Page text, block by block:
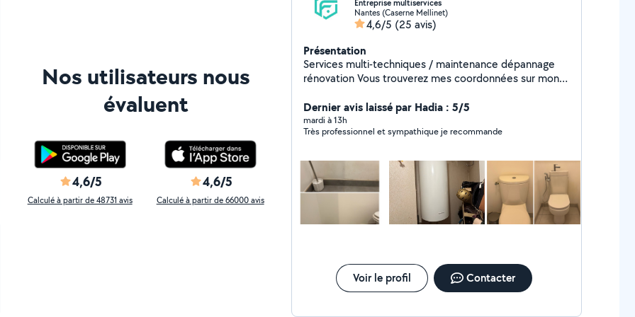
Nos utilisateurs nous
évaluent
4,6/5
Calculé à partir de 48731 avis
4,6/5
Calculé à partir de 66000 avis
Entreprise multiservices
Nantes (Caserne Mellinet)
4,6/5 (25 avis)
Présentation
Services multi-techniques / maintenance dépannage
rénovation Vous trouverez mes coordonnées sur mon
Techfusion,fr O6 95 98 65 2O - électricité - plomberie -
entretien de piscine - Installation de caméra Réservez
votre intervention en quelques clics ! Site : techfusion,fr
Dernier avis laissé par Hadia : 5/5
mardi à 13h
Très professionnel et sympathique je recommande
Voir le profil Contacter